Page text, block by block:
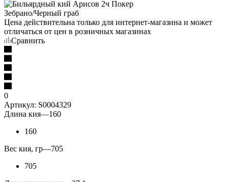
Цена действительна только для интернет-магазина и может
отличаться от цен в розничных магазинах
Сравнить
0
Артикул: S0004329
Длина кия—160
160
Вес кия, гр—705
705